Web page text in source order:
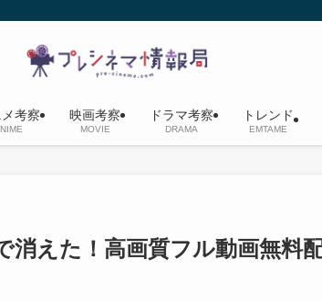
考察 映画考察
MOVIE
ドラマ考察
DRAMA
トレンド
EMTAME
消えた！高画質フル動画無料